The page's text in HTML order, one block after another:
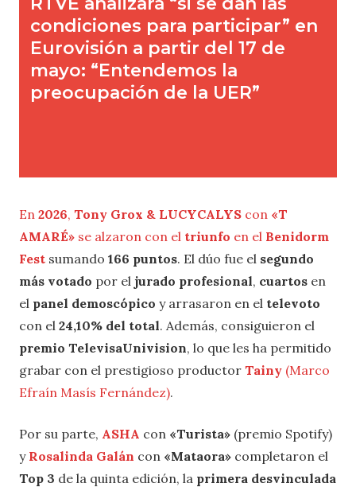
En 2026, Tony Grox & LUCYCALYS con «T
AMARÉ» se alzaron con el triunfo en el Benidorm
Fest sumando 166 puntos. El dúo fue el segundo
más votado por el jurado profesional, cuartos en
el panel demoscópico y arrasaron en el televoto
con el 24,10% del total. Además, consiguieron el
premio TelevisaUnivision, lo que les ha permitido
grabar con el prestigioso productor Tainy (Marco
Efraín Masís Fernández).
Por su parte, ASHA con «Turista» (premio Spotify)
y Rosalinda Galán con «Mataora» completaron el
Top 3 de la quinta edición, la primera desvinculada